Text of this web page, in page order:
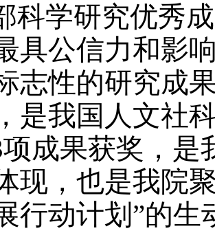
科学研究优秀
具公信力和影
志性的研究成
是我国人文社
项成果获奖，是
现，也是我院
行动计划”的